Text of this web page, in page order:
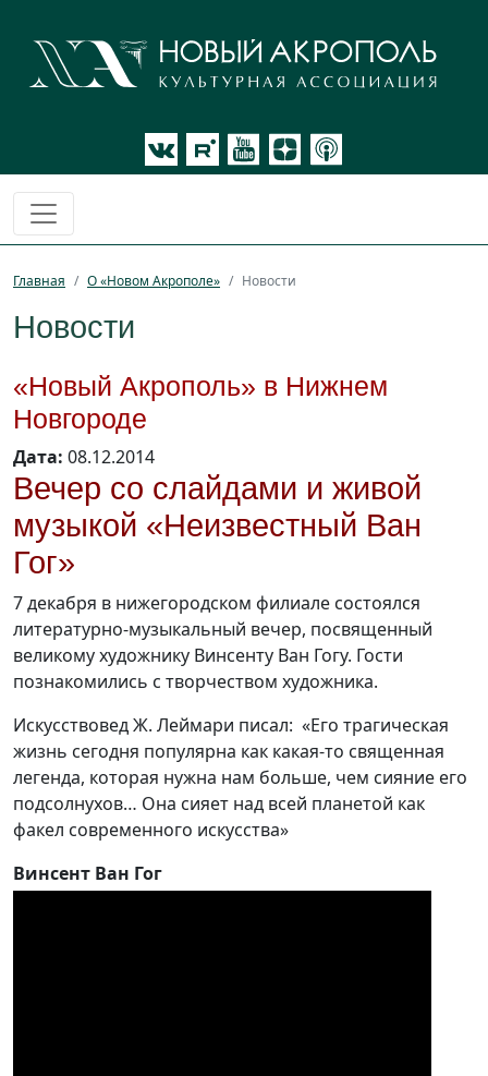
Главная О «Новом Акрополе» Новости
Новости
«Новый Акрополь» в Нижнем
Новгороде
Дата: 08.12.2014
Вечер со слайдами и живой
музыкой «Неизвестный Ван
Гог»
7 декабря в нижегородском филиале состоялся
литературно-музыкальный вечер, посвященный
великому художнику Винсенту Ван Гогу. Гости
познакомились с творчеством художника.
Искусствовед Ж. Леймари писал: «Его трагическая
жизнь сегодня популярна как какая-то священная
легенда, которая нужна нам больше, чем сияние его
подсолнухов… Она сияет над всей планетой как
факел современного искусства»
Винсент Ван Гог